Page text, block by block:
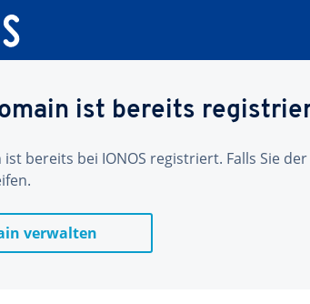
ist bereits
ist bereits bei IONOS registriert. Falls Sie
verwalten